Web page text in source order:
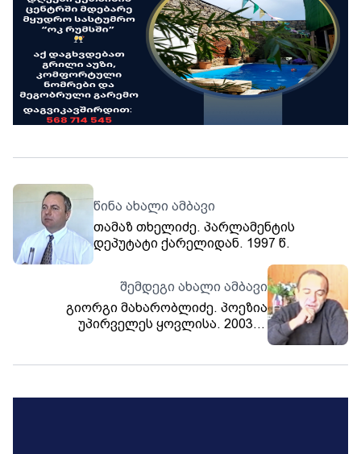
წინა ახალი ამბავი
თამაზ თხელიძე. პარლამენტის
დეპუტატი ქარელიდან. 1997 წ.
შემდეგი ახალი ამბავი
გიორგი მახარობლიძე. პოეზია
უპირველეს ყოვლისა. 2003 წ.